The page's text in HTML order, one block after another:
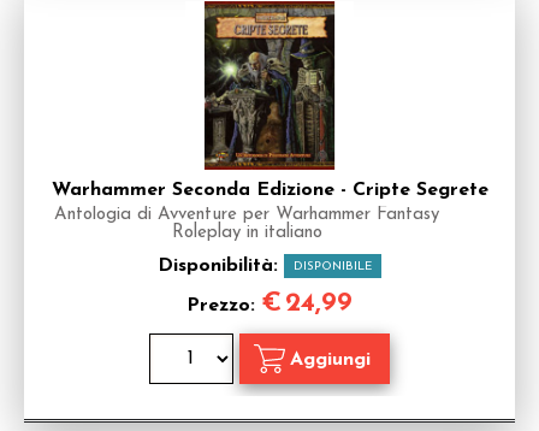
Warhammer Seconda Edizione - Cripte Segrete
Antologia di Avventure per Warhammer Fantasy
Roleplay in italiano
Disponibilità: DISPONIBILE
Prezzo: € 24,99